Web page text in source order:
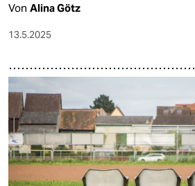
Von Alina Götz
13.5.2025